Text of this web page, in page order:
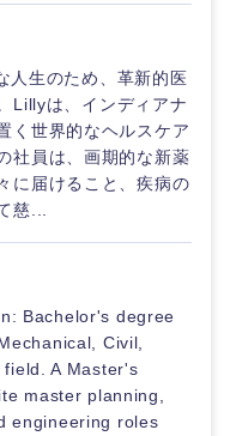
人生のため、革新的医
Lillyは、インディアナ
く世界的なヘルスケア
社員は、画期的な新薬
に届けること、疾病の
慈...
Bachelor's degree
Civil,
A Master's
master planning,
engineering roles